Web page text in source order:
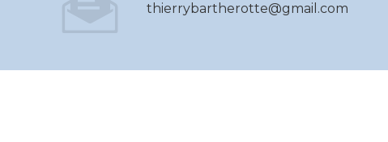
thierrybartherotte@gmail.com